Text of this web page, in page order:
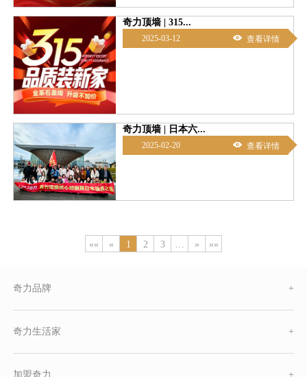
奇力顶墙 | 315...
2025-03-12  查看详情
奇力顶墙 | 日本六...
2025-02-20  查看详情
«« « 1 2 3 » »»
奇力品牌 +
奇力生活家 +
加盟奇力 +